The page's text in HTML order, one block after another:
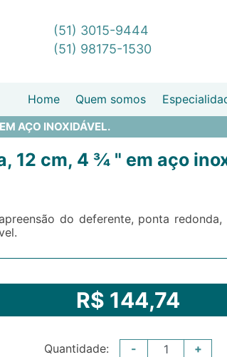
(51) 3015-9444
(51) 98175-1530
Home Quem somos
AÇO INOXIDÁVEL.
12 cm, 4 ¾ " em aço
do deferente, ponta
R$ 144,74
Quantidade: - +